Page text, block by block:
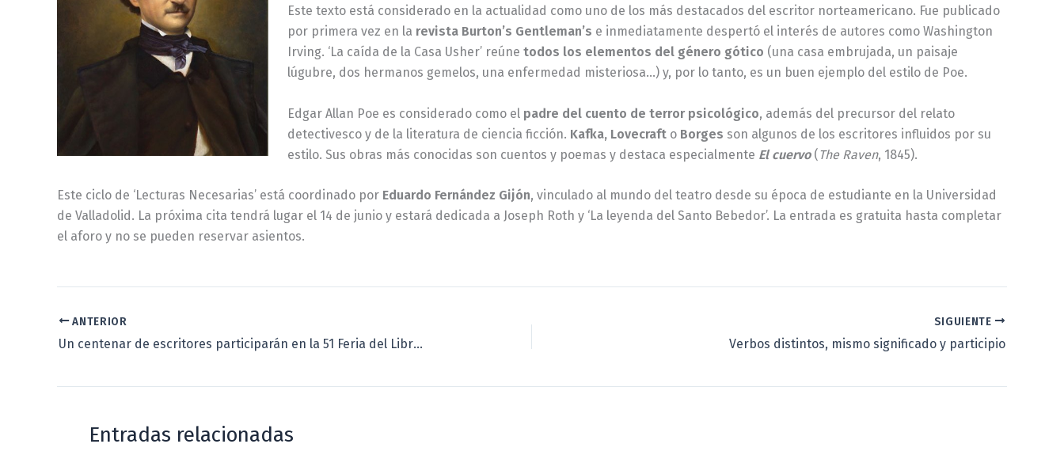
Este texto está considerado en la actualidad como uno de los más destacados del escritor norteamericano. Fue publicado
por primera vez en la revista Burton’s Gentleman’s e inmediatamente despertó el interés de autores como Washington
Irving. ‘La caída de la Casa Usher’ reúne todos los elementos del género gótico (una casa embrujada, un paisaje
lúgubre, dos hermanos gemelos, una enfermedad misteriosa…) y, por lo tanto, es un buen ejemplo del estilo de Poe.
Edgar Allan Poe es considerado como el padre del cuento de terror psicológico, además del precursor del relato
detectivesco y de la literatura de ciencia ficción. Kafka, Lovecraft o Borges son algunos de los escritores influidos por su
estilo. Sus obras más conocidas son cuentos y poemas y destaca especialmente El cuervo ( The Raven, 1845).
Este ciclo de ‘Lecturas Necesarias’ está coordinado por Eduardo Fernández Gijón, vinculado al mundo del teatro desde su época de estudiante en la Universidad
de Valladolid. La próxima cita tendrá lugar el 14 de junio y estará dedicada a Joseph Roth y ‘La leyenda del Santo Bebedor’. La entrada es gratuita hasta completar
el aforo y no se pueden reservar asientos.
ANTERIOR
Un centenar de escritores participarán en la 51 Feria del Libro de Valladolid
SIGUIENTE
Verbos distintos, mismo significado y participio
Entradas relacionadas